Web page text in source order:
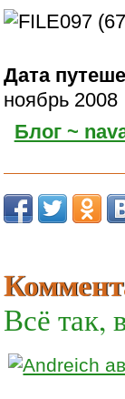
Дата
ноябрь 2008
Блог ~
Всё так,